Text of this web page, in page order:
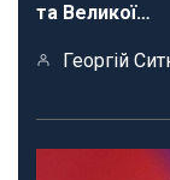
та Великої…
Георгій